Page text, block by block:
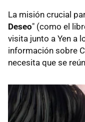
La misión crucial
Deseo" (como el
visita junto a Yen a
información sobre
necesita que se